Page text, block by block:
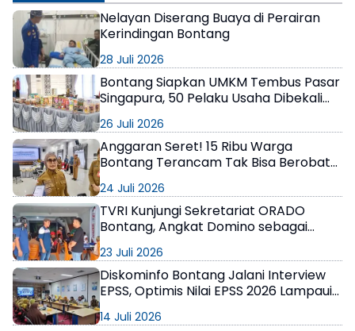
Nelayan Diserang Buaya di Perairan
Kerindingan Bontang
28 Juli 2026
Bontang Siapkan UMKM Tembus Pasar
Singapura, 50 Pelaku Usaha Dibekali
26 Juli 2026
Anggaran Seret! 15 Ribu Warga
Bontang Terancam Tak Bisa Berobat
Perusahaan
24 Juli 2026
TVRI Kunjungi Sekretariat ORADO
Bontang, Angkat Domino sebagai
23 Juli 2026
Diskominfo Bontang Jalani Interview
EPSS, Optimis Nilai EPSS 2026 Lampaui
14 Juli 2026